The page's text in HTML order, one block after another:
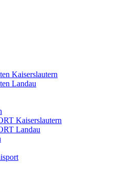
Kaiserslautern
Landau
Kaiserslautern
Landau